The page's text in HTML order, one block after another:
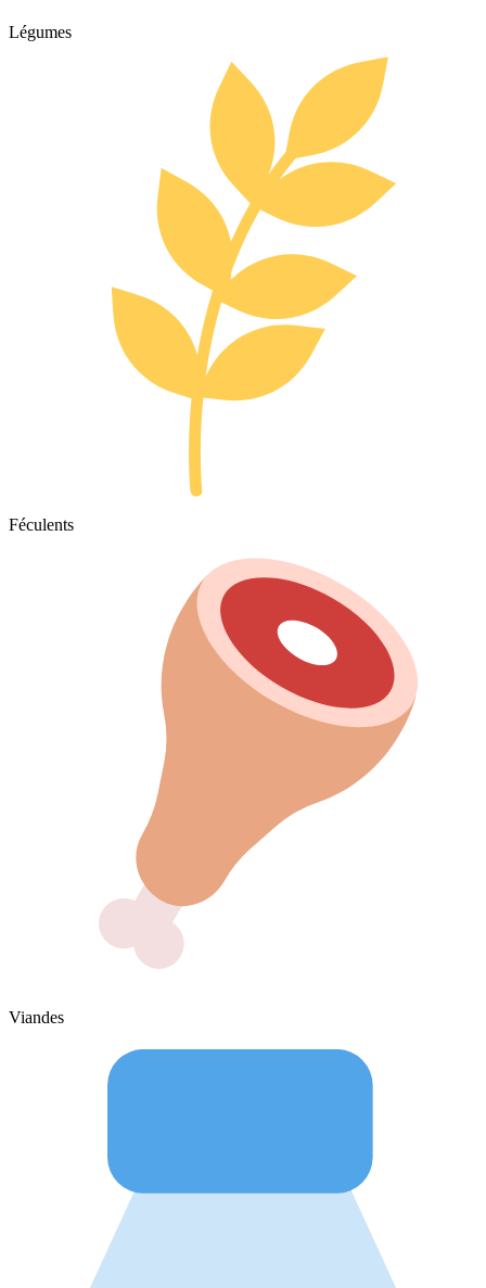
Légumes
Féculents
Viandes